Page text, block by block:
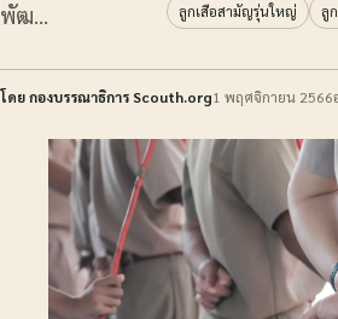
พัฒ…
ลูกเสือสามัญรุ่นใหญ่
ลู
โดย กองบรรณาธิการ Scouth.org1 พฤศจิกายน 2566